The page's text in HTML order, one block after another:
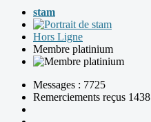
stam
Hors Ligne
Membre platinium
Messages : 7725
Remerciements reçus 1438